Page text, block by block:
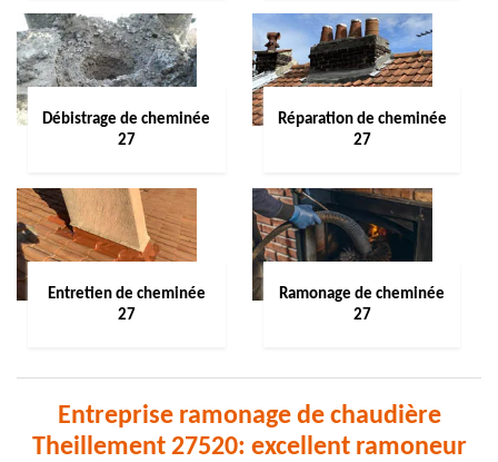
Débistrage de cheminée
27
Réparation de cheminée
27
Entretien de cheminée
27
Ramonage de cheminée
27
Entreprise ramonage de chaudière
Theillement 27520: excellent ramoneur